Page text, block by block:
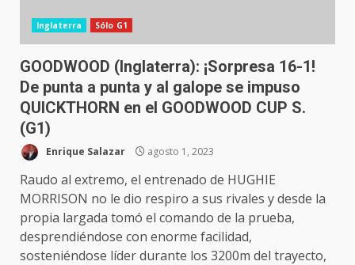
Inglaterra Sólo G1
GOODWOOD (Inglaterra): ¡Sorpresa 16-1!
De punta a punta y al galope se impuso
QUICKTHORN en el GOODWOOD CUP S.
(G1)
Enrique Salazar agosto 1, 2023
Raudo al extremo, el entrenado de HUGHIE
MORRISON no le dio respiro a sus rivales y desde la
propia largada tomó el comando de la prueba,
desprendiéndose con enorme facilidad,
sosteniéndose líder durante los 3200m del trayecto,